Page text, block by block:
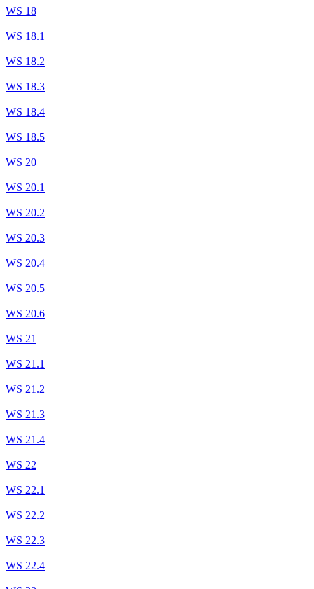
WS 18
WS 18.1
WS 18.2
WS 18.3
WS 18.4
WS 18.5
WS 20
WS 20.1
WS 20.2
WS 20.3
WS 20.4
WS 20.5
WS 20.6
WS 21
WS 21.1
WS 21.2
WS 21.3
WS 21.4
WS 22
WS 22.1
WS 22.2
WS 22.3
WS 22.4